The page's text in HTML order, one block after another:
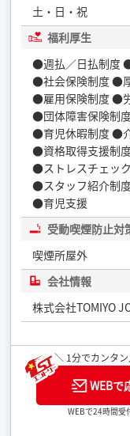
土・日・祝
福利厚生
●週払／日払制度
●社会保険制度 ●
●雇用保険制度 ●
●団体障害保険制
●育児休暇制度 ●
●資格取得支援制
●ストレスチェッ
●スタッフ紹介制
●育児支援
受動喫煙防止対
喫煙所屋外
会社情報
株式会社TOMIYO
＼ 1分でカンタ
WEBで
WEBで24時間受